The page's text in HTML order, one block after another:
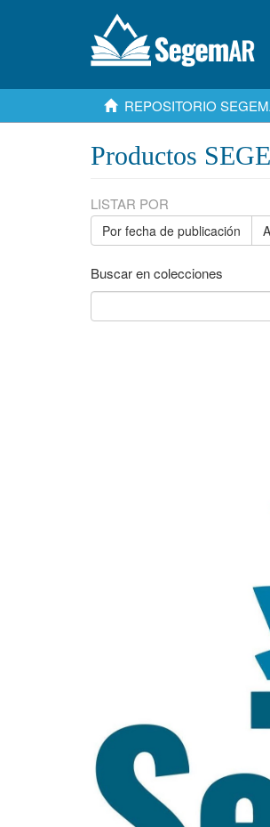
REPOSITORIO
Productos
LISTAR POR
Por fecha de publicación
Buscar en colecciones